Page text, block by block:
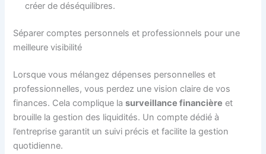
créer de déséquilibres.
Séparer comptes personnels et professionnels pour une
meilleure visibilité
Lorsque vous mélangez dépenses personnelles et
professionnelles, vous perdez une vision claire de vos
finances. Cela complique lasurveillance financière et
brouille la gestion des liquidités. Un compte dédié à
l’entreprise garantit un suivi précis et facilite la gestion
quotidienne.